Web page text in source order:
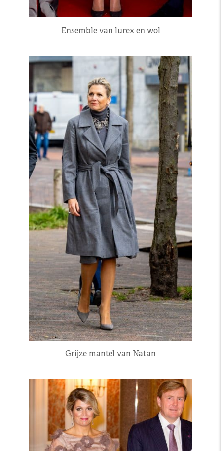
Ensemble van lurex en wol
Grijze mantel van Natan